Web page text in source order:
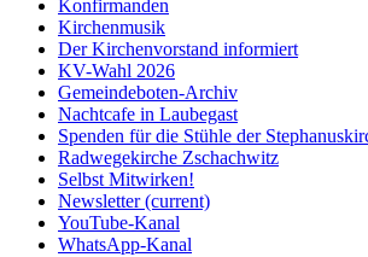
Konfirmanden
Kirchenmusik
Der Kirchenvorstand informiert
KV-Wahl 2026
Gemeindeboten-Archiv
Nachtcafe in Laubegast
Spenden für die Stühle der
Radwegekirche Zschachwitz
Selbst Mitwirken!
Newsletter(current)
YouTube-Kanal
WhatsApp-Kanal